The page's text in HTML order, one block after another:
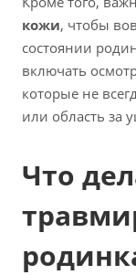
кожи, чтобы
состоянии
включать
которые не
или область за
Что